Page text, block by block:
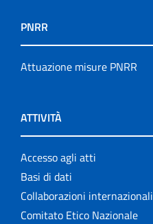
PNRR
Attuazione misure PNRR
ATTIVITÀ
Accesso agli atti
Basi di dati
Collaborazioni internazionali
Comitato Etico Nazionale